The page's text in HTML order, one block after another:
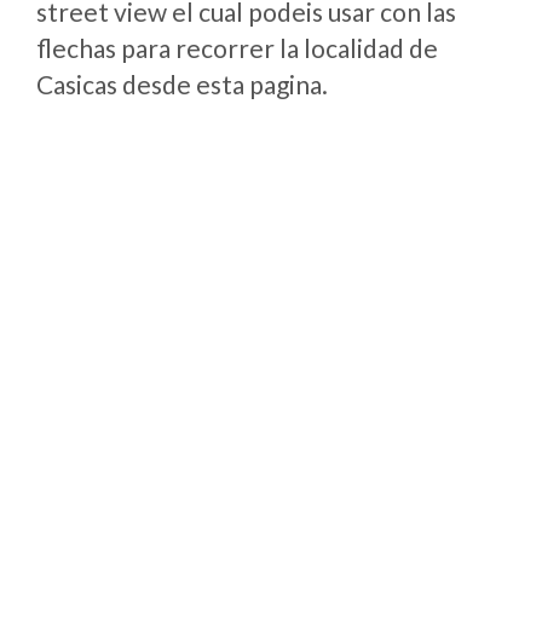
street view el cual podeis usar con las
flechas para recorrer la localidad de
Casicas desde esta pagina.